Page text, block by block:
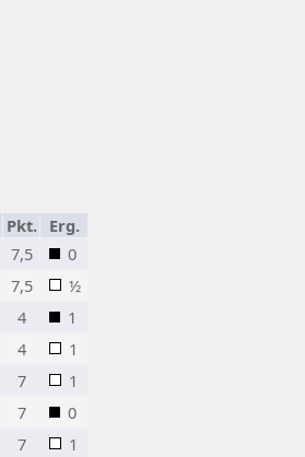
Pkt.
Erg.
7,5
0
7,5
½
4
1
4
1
7
1
7
0
7 1